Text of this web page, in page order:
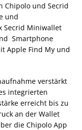
Chipolo und Secrid
und
Secrid Miniwallet
Smartphone
Apple Find My und
verstärkt
integrierten
erreicht bis zu
an der Wallet
die Chipolo App